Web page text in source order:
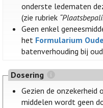
onderste ledematen
(zie rubriek
Geen enkel
het Formularium
batenverhouding bij
Dosering
Gezien de
middelen wordt geen